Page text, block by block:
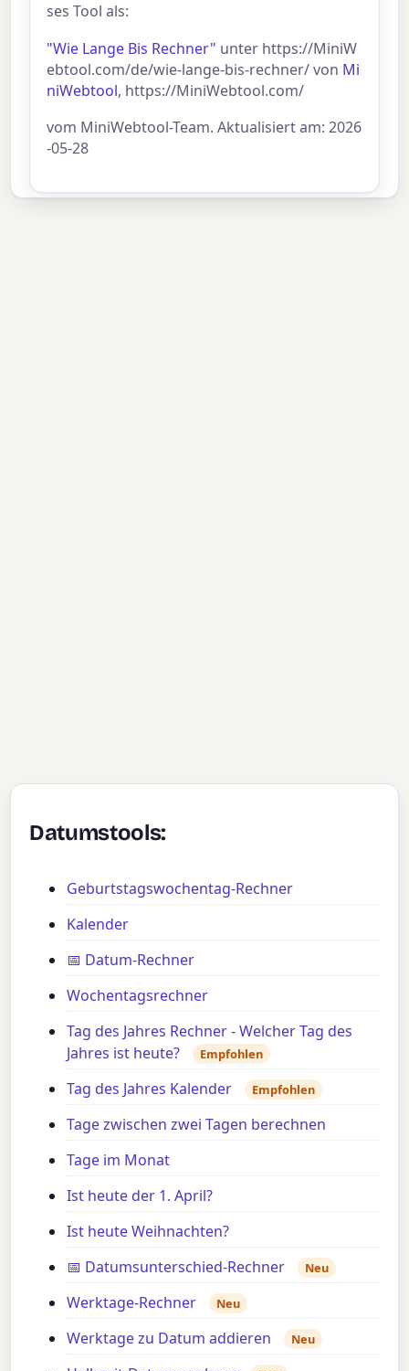
ses Tool als:
"Wie Lange Bis Rechner" unter https://MiniW
ebtool.com/de/wie-lange-bis-rechner/ von Mi
niWebtool, https://MiniWebtool.com/
vom MiniWebtool-Team. Aktualisiert am: 2026
-05-28
Datumstools:
Geburtstagswochentag-Rechner
Kalender
📅 Datum-Rechner
Wochentagsrechner
Tag des Jahres Rechner - Welcher Tag des
Jahres ist heute?
Empfohlen
Tag des Jahres Kalender Empfohlen
Tage zwischen zwei Tagen berechnen
Tage im Monat
Ist heute der 1. April?
Ist heute Weihnachten?
📅 Datumsunterschied-Rechner
Neu
Werktage-Rechner Neu
Werktage zu Datum addieren Neu